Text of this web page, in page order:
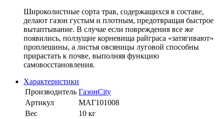
Широколистные сорта трав, содержащихся в составе,
делают газон густым и плотным, предотвращая быстрое
вытаптывание. В случае если повреждения все же
появились, ползущие корневища райграса «затягивают»
проплешины, а листья овсяницы луговой способны
прирастать к почве, выполняя функцию
самовосстановления.
Характеристики
Производитель ГазонCity
Артикул
МАГ101008
Вес
10 кг